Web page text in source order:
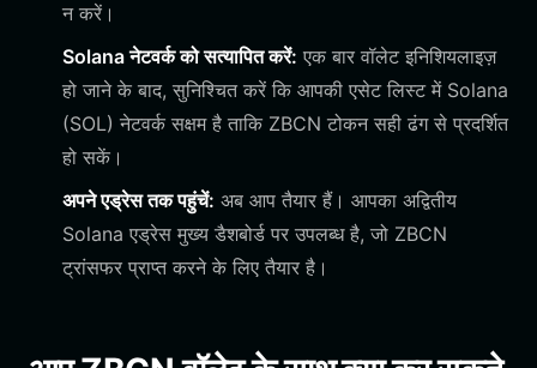
न करें।
Solana नेटवर्क को सत्यापित करें: एक बार वॉलेट इनिशियलाइज़
हो जाने के बाद, सुनिश्चित करें कि आपकी एसेट लिस्ट में Solana
(SOL) नेटवर्क सक्षम है ताकि ZBCN टोकन सही ढंग से प्रदर्शित
हो सकें।
अपने एड्रेस तक पहुंचें: अब आप तैयार हैं। आपका अद्वितीय
Solana एड्रेस मुख्य डैशबोर्ड पर उपलब्ध है, जो ZBCN
ट्रांसफर प्राप्त करने के लिए तैयार है।